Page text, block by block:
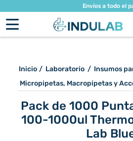
Envíos a todo el
Inicio / Laboratorio / Insumos
Micropipetas, Macropipetas y
Pack de 1000
100-1000ul
Lab